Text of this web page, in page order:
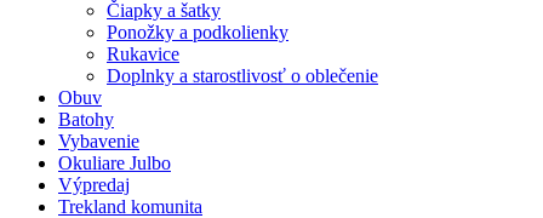
Čiapky a šatky
Ponožky a podkolienky
Rukavice
Doplnky a starostlivosť o oblečenie
Obuv
Batohy
Vybavenie
Okuliare Julbo
Výpredaj
Trekland komunita